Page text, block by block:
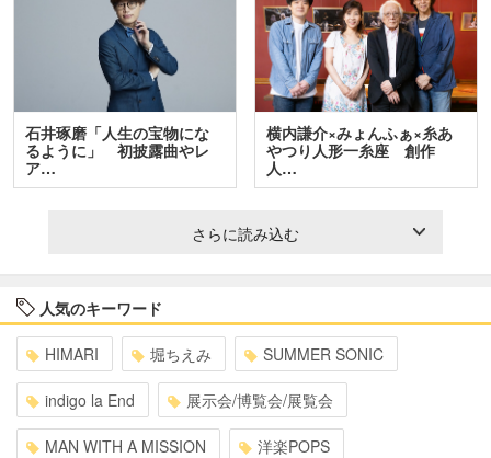
石井琢磨「人生の宝物にな
るように」 初披露曲やレ
ア…
横内謙介×みょんふぁ×糸あ
やつり人形一糸座 創作
人…
さらに読み込む
人気のキーワード
HIMARI 堀ちえみ SUMMER SONIC
indigo la End 展示会/博覧会/展覧会
MAN WITH A MISSION 洋楽POPS